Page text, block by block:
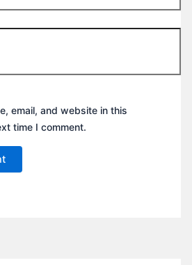
email, and website in this
time I comment.